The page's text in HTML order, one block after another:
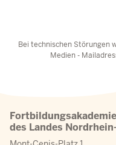
Bei technischen Störungen
Medien -
des Landes